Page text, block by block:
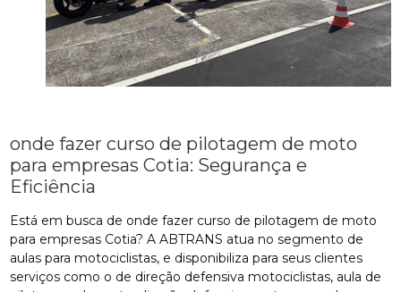
onde fazer curso de pilotagem de moto
para empresas Cotia: Segurança e
Eficiência
Está em busca de onde fazer curso de pilotagem de moto
para empresas Cotia? A ABTRANS atua no segmento de
aulas para motociclistas, e disponibiliza para seus clientes
serviços como o de direção defensiva motociclistas, aula de